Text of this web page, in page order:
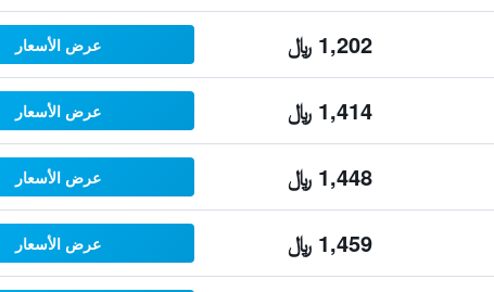
1,202 ﷼ عرض الأسعار
1,414 ﷼ عرض الأسعار
1,448 ﷼ عرض الأسعار
1,459 ﷼ عرض الأسعار